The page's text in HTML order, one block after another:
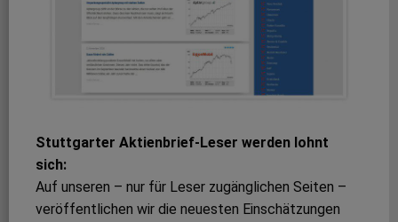
Stuttgarter Aktienbrief-Leser werden lohnt
sich:
Auf unseren – nur für Leser zugänglichen Seiten –
veröffentlichen wir die neuesten Einschätzungen